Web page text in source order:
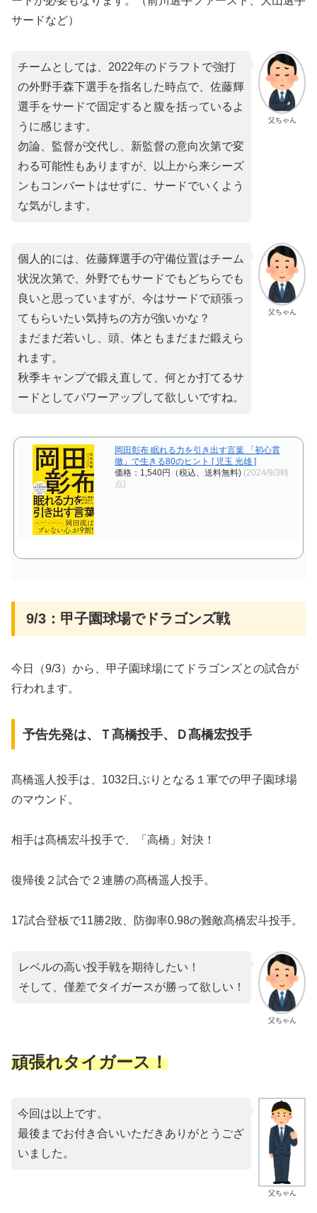
サードなど）
父ちゃん
チームとしては、2022年のドラフトで強打
の外野手森下選手を指名した時点で、佐藤輝
選手をサードで固定すると腹を括っているよ
うに感じます。
勿論、監督が交代し、新監督の意向次第で変
わる可能性もありますが、以上から来シーズ
ンもコンバートはせずに、サードでいくよう
な気がします。
父ちゃん
個人的には、佐藤輝選手の守備位置はチーム
状況次第で、外野でもサードでもどちらでも
良いと思っていますが、今はサードで頑張っ
てもらいたい気持ちの方が強いかな？
まだまだ若いし、頭、体ともまだまだ鍛えら
れます。
秋季キャンプで鍛え直して、何とか打てるサ
ードとしてパワーアップして欲しいですね。
岡田彰布 眠れる力を引き出す言葉 「初心貫
徹」で生きる80のヒント [ 児玉 光雄 ]
価格：1,540円（税込、送料無料) (2024/9/3時
点)
9/3：甲子園球場でドラゴンズ戦
今日（9/3）から、甲子園球場にてドラゴンズとの試合が
行われます。
予告先発は、Ｔ髙橋投手、Ｄ髙橋宏投手
髙橋遥人投手は、1032日ぶりとなる１軍での甲子園球場
のマウンド。
相手は髙橋宏斗投手で、「高橋」対決！
復帰後２試合で２連勝の髙橋遥人投手。
17試合登板で11勝2敗、防御率0.98の難敵髙橋宏斗投手。
父ちゃん
レベルの高い投手戦を期待したい！
そして、僅差でタイガースが勝って欲しい！
頑張れタイガース！
父ちゃん
今回は以上です。
最後までお付き合いいただきありがとうござ
いました。